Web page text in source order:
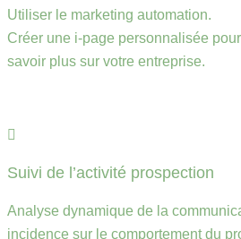
Utiliser le marketing automation.
Créer une i-page personnalisée
savoir plus sur votre entreprise.
Suivi de l’activité prospection
Analyse dynamique de la
incidence sur le comportement du